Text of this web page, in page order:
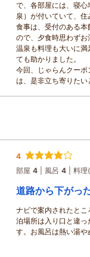
で、各部屋には、寝
泉）が付いていて、住
食事は、受付のある
ので、夕食時思わずお
温泉も料理も大いに
ても助かりました。
今回、じゃらんクー
は、是非立ち寄りたい
4
部屋 4 風呂 4 料理
道路から下がっ
ナビで案内されたと
泊場所は入り口と違
す。お風呂は熱い湯や